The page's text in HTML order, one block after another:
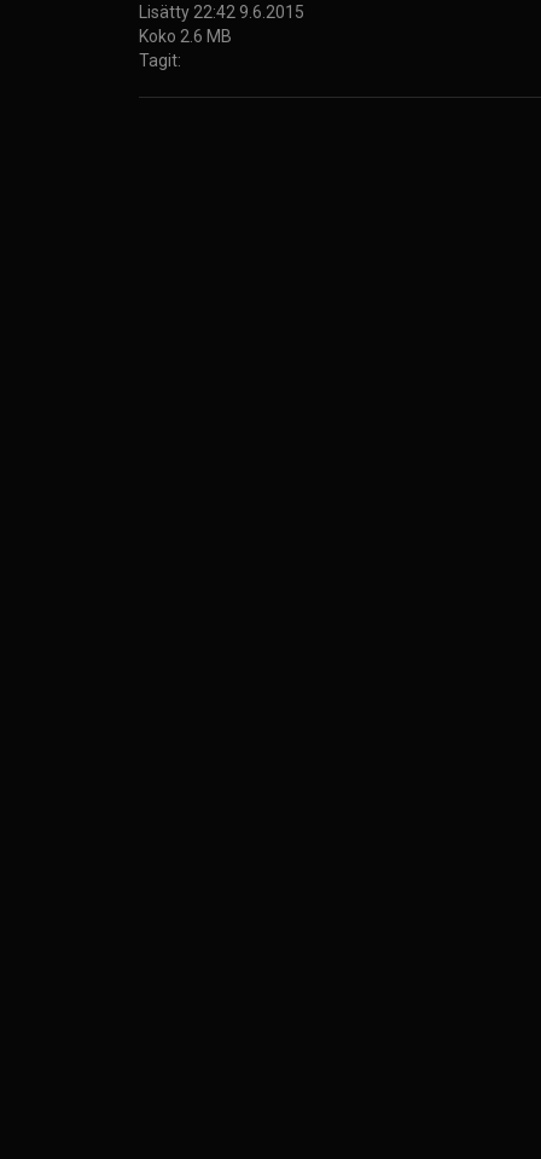
Lisätty 22:42 9.6.2015
Koko 2.6 MB
Tagit: